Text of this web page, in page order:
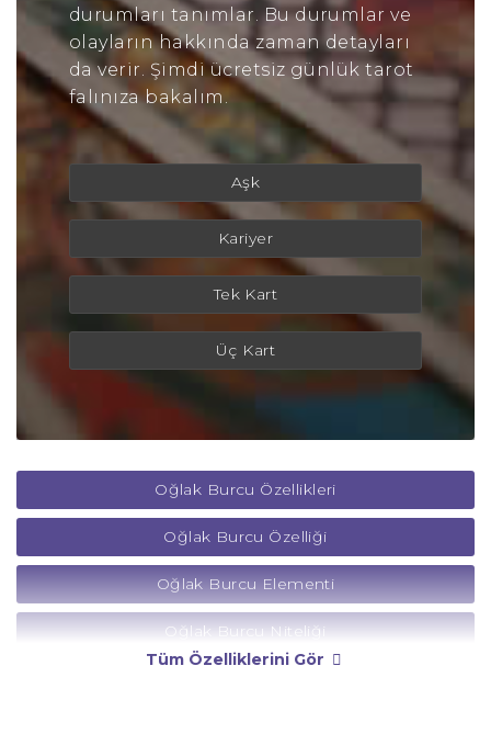
durumları tanımlar. Bu durumlar ve
olayların hakkında zaman detayları
da verir. Şimdi ücretsiz günlük tarot
falınıza bakalım.
Aşk
Kariyer
Tek Kart
Üç Kart
Oğlak Burcu Özellikleri
Oğlak Burcu Özelliği
Oğlak Burcu Elementi
Oğlak Burcu Niteliği
Tüm Özelliklerini Gör